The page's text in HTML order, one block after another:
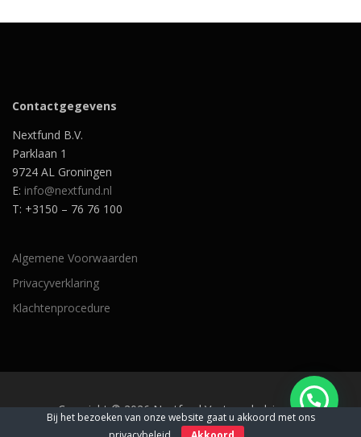
Contactgegevens
Nextfund B.V.
Parklaan 1
9724 AL Groningen
E: info@nextfund.nl
T: +3150 – 76 76 100
Algemene Voorwaarden
Privacyverklaring
Klachtenprocedure
Copyright © 2026 Nextfund Vastgoedadviseurs
Bij het bezoeken van onze website gaat u akkoord met ons